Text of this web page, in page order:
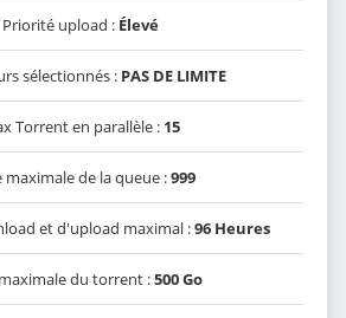
Priorité upload : Élevé
sélectionnés : PAS DE LIMITE
Torrent en parallèle : 15
maximale de la queue :999
et d'upload maximal :96 Heures
du torrent :500 Go